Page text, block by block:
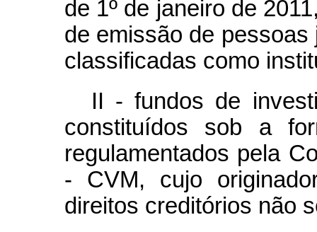
de 1º de janeiro de
de emissão de
classificadas como
II - fundos de
constituídos sob a
regulamentados pela
- CVM, cujo
direitos creditórios não